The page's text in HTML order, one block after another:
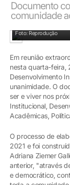
Documento
comunidade
Foto: Reprodução
Em reunião
nesta quarta-feira,
Desenvolvimento
unanimidade. O
ser e viver nos
Institucional,
Acadêmicas,
O processo de
2021 e foi
Adriana Ziemer
anterior, "através
e democrático,